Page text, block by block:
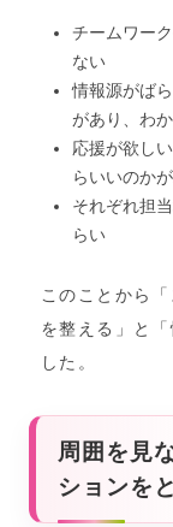
チームワー
ない
情報源がば
があり、わ
応援が欲し
らいいのか
それぞれ担
らい
このことから
を整える」と
した。
周囲を見
ションを